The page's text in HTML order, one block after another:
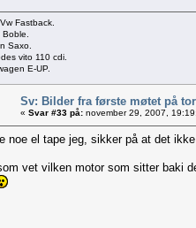
Fastback.
Saxo.
vito 110 cdi.
E-UP.
Sv: Bilder fra første møtet på
« Svar #33 på: november 29, 2007,
noe el tape jeg, sikker på at det
vet vilken motor som sitter baki